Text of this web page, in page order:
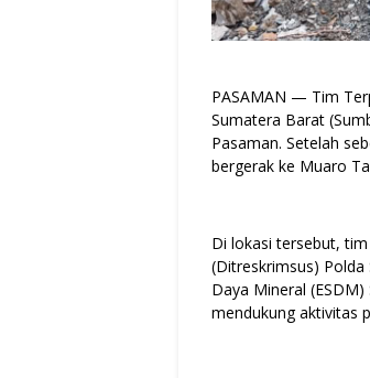
PASAMAN — Tim
Sumatera Barat
Pasaman. Setelah
bergerak ke Muaro
Di lokasi tersebut,
(Ditreskrimsus)
Daya Mineral
mendukung aktivitas